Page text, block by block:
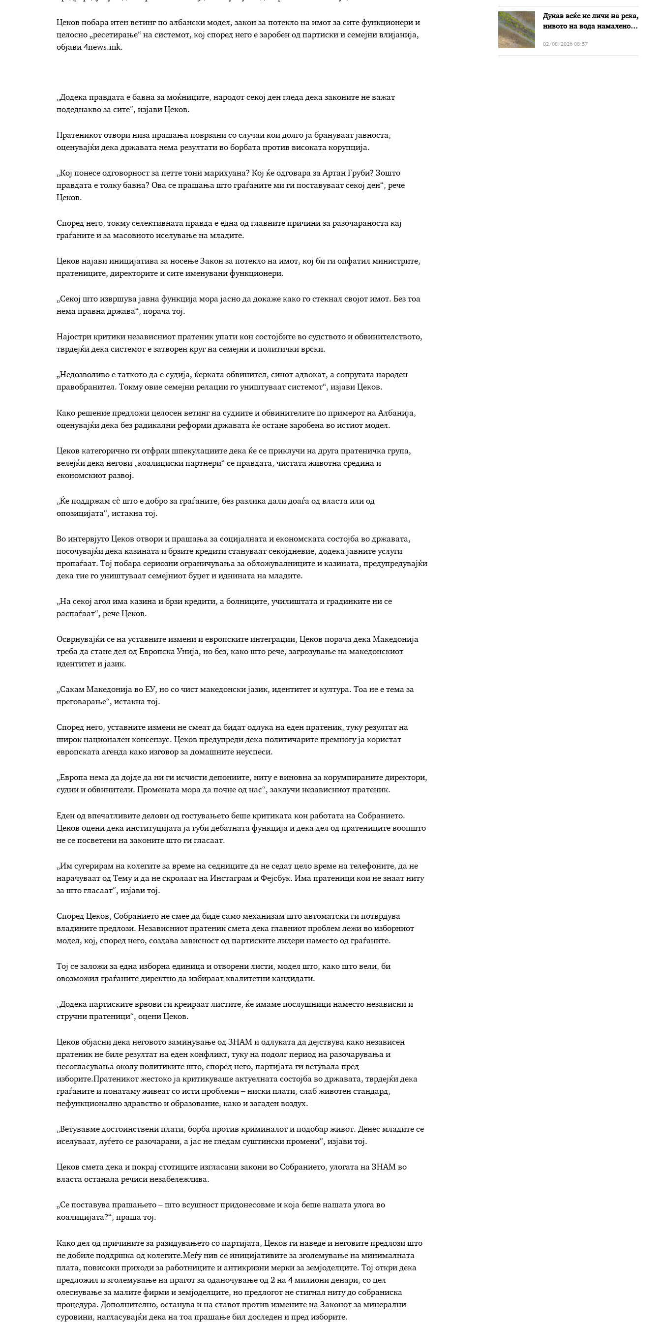
Цеков побара итен ветинг по албански модел, закон за потекло на имот за сите функционери и
целосно „ресетирање“ на системот, кој според него е заробен од партиски и семејни влијанија,
објави 4news.mk.
„Додека правдата е бавна за моќниците, народот секој ден гледа дека законите не важат
подеднакво за сите“, изјави Цеков.
Пратеникот отвори низа прашања поврзани со случаи кои долго ја брануваат јавноста,
оценувајќи дека државата нема резултати во борбата против високата корупција.
„Кој понесе одговорност за петте тони марихуана? Кој ќе одговара за Артан Груби? Зошто
правдата е толку бавна? Ова се прашања што граѓаните ми ги поставуваат секој ден“, рече
Цеков.
Според него, токму селективната правда е една од главните причини за разочараноста кај
граѓаните и за масовното иселување на младите.
Цеков најави иницијатива за носење Закон за потекло на имот, кој би ги опфатил министрите,
пратениците, директорите и сите именувани функционери.
„Секој што извршува јавна функција мора јасно да докаже како го стекнал својот имот. Без тоа
нема правна држава“, порача тој.
Најостри критики независниот пратеник упати кон состојбите во судството и обвинителството,
тврдејќи дека системот е затворен круг на семејни и политички врски.
„Недозволиво е таткото да е судија, ќерката обвинител, синот адвокат, а сопругата народен
правобранител. Токму овие семејни релации го уништуваат системот“, изјави Цеков.
Како решение предложи целосен ветинг на судиите и обвинителите по примерот на Албанија,
оценувајќи дека без радикални реформи државата ќе остане заробена во истиот модел.
Цеков категорично ги отфрли шпекулациите дека ќе се приклучи на друга пратеничка група,
велејќи дека негови „коалициски партнери“ се правдата, чистата животна средина и
економскиот развој.
„Ќе поддржам сè што е добро за граѓаните, без разлика дали доаѓа од власта или од
опозицијата“, истакна тој.
Во интервјуто Цеков отвори и прашања за социјалната и економската состојба во државата,
посочувајќи дека казината и брзите кредити стануваат секојдневие, додека јавните услуги
пропаѓаат. Тој побара сериозни ограничувања за обложувалниците и казината, предупредувајќи
дека тие го уништуваат семејниот буџет и иднината на младите.
„На секој агол има казина и брзи кредити, а болниците, училиштата и градинките ни се
распаѓаат“, рече Цеков.
Осврнувајќи се на уставните измени и европските интеграции, Цеков порача дека Македонија
треба да стане дел од Европска Унија, но без, како што рече, загрозување на македонскиот
идентитет и јазик.
„Сакам Македонија во ЕУ, но со чист македонски јазик, идентитет и култура. Тоа не е тема за
преговарање“, истакна тој.
Според него, уставните измени не смеат да бидат одлука на еден пратеник, туку резултат на
широк национален консензус. Цеков предупреди дека политичарите премногу ја користат
европската агенда како изговор за домашните неуспеси.
„Европа нема да дојде да ни ги исчисти депониите, ниту е виновна за корумпираните директори,
судии и обвинители. Промената мора да почне од нас“, заклучи независниот пратеник.
Еден од впечатливите делови од гостувањето беше критиката кон работата на Собранието.
Цеков оцени дека институцијата ја губи дебатната функција и дека дел од пратениците воопшто
не се посветени на законите што ги гласаат.
„Им сугерирам на колегите за време на седниците да не седат цело време на телефоните, да не
нарачуваат од Тему и да не скролаат на Инстаграм и Фејсбук. Има пратеници кои не знаат ниту
за што гласаат“, изјави тој.
Според Цеков, Собранието не смее да биде само механизам што автоматски ги потврдува
владините предлози. Независниот пратеник смета дека главниот проблем лежи во изборниот
модел, кој, според него, создава зависност од партиските лидери наместо од граѓаните.
Тој се заложи за една изборна единица и отворени листи, модел што, како што вели, би
овозможил граѓаните директно да избираат квалитетни кандидати.
„Додека партиските врвови ги креираат листите, ќе имаме послушници наместо независни и
стручни пратеници“, оцени Цеков.
Цеков објасни дека неговото заминување од ЗНАМ и одлуката да дејствува како независен
пратеник не биле резултат на еден конфликт, туку на подолг период на разочарувања и
несогласувања околу политиките што, според него, партијата ги ветувала пред
изборите.Пратеникот жестоко ја критикуваше актуелната состојба во државата, тврдејќи дека
граѓаните и понатаму живеат со исти проблеми – ниски плати, слаб животен стандард,
нефункционално здравство и образование, како и загаден воздух.
„Ветувавме достоинствени плати, борба против криминалот и подобар живот. Денес младите се
иселуваат, луѓето се разочарани, а јас не гледам суштински промени“, изјави тој.
Цеков смета дека и покрај стотиците изгласани закони во Собранието, улогата на ЗНАМ во
власта останала речиси незабележлива.
„Се поставува прашањето – што всушност придонесовме и која беше нашата улога во
коалицијата?“, праша тој.
Како дел од причините за разидувањето со партијата, Цеков ги наведе и неговите предлози што
не добиле поддршка од колегите.Меѓу нив се иницијативите за зголемување на минималната
плата, повисоки приходи за работниците и антикризни мерки за земјоделците. Тој откри дека
предложил и зголемување на прагот за оданочување од 2 на 4 милиони денари, со цел
олеснување за малите фирми и земјоделците, но предлогот не стигнал ниту до собраниска
процедура. Дополнително, останува и на ставот против измените на Законот за минерални
суровини, нагласувајќи дека на тоа прашање бил доследен и пред изборите.
Дунав веќе не личи на река,
нивото на вода намалено
Бугарија
02/08/2026 08:57